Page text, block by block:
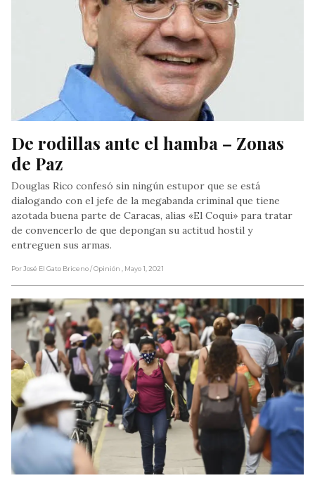
De rodillas ante el hamba – Zonas
de Paz
Douglas Rico confesó sin ningún estupor que se está
dialogando con el jefe de la megabanda criminal que tiene
azotada buena parte de Caracas, alias «El Coqui» para tratar
de convencerlo de que depongan su actitud hostil y
entreguen sus armas.
Por José El Gato Briceno/ Opinión , Mayo 1, 2021